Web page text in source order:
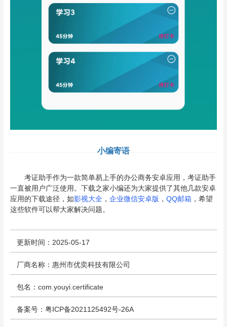
小编寄语
考证助手作为一款简单易上手的办公商务安卓应用，考证助手
一直被用户广泛使用。下载之家小编还为大家提供了其他几款安卓
应用的下载途径，如影视大全， 企业微信安卓版 ， QQ邮箱，希望
这些软件可以帮大家解决问题。
更新时间：2025-05-17
厂商名称：惠州市优奕科技有限公司
包名：com.youyi.certificate
备案号：粤ICP备2021125492号-26A